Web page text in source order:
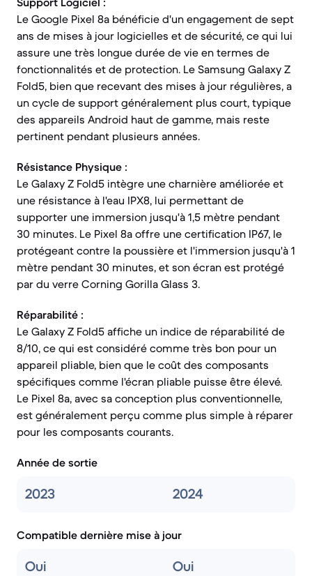
Le Google Pixel 8a bénéficie d'un engagement de sept
ans de mises à jour logicielles et de sécurité, ce qui lui
assure une très longue durée de vie en termes de
fonctionnalités et de protection. Le Samsung Galaxy Z
Fold5, bien que recevant des mises à jour régulières, a
un cycle de support généralement plus court, typique
des appareils Android haut de gamme, mais reste
pertinent pendant plusieurs années.
Résistance Physique :
Le Galaxy Z Fold5 intègre une charnière améliorée et
une résistance à l'eau IPX8, lui permettant de
supporter une immersion jusqu'à 1,5 mètre pendant
30 minutes. Le Pixel 8a offre une certification IP67, le
protégeant contre la poussière et l'immersion jusqu'à 1
mètre pendant 30 minutes, et son écran est protégé
par du verre Corning Gorilla Glass 3.
Réparabilité :
Le Galaxy Z Fold5 affiche un indice de réparabilité de
8/10, ce qui est considéré comme très bon pour un
appareil pliable, bien que le coût des composants
spécifiques comme l'écran pliable puisse être élevé.
Le Pixel 8a, avec sa conception plus conventionnelle,
est généralement perçu comme plus simple à réparer
pour les composants courants.
Année de sortie
2023 2024
Compatible dernière mise à jour
Oui Oui